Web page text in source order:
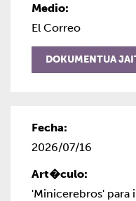
El Correo
DOKUMENTUA
2026/07/16
'Minicerebros' para